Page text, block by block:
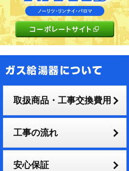
取扱商品・工事交換費用
工事の流れ
安心保証